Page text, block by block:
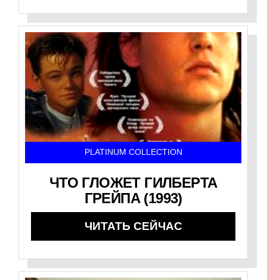
PLATINUM COLLECTION
ЧТО ГЛОЖЕТ ГИЛБЕРТА
ГРЕЙПА (1993)
ЧИТАТЬ СЕЙЧАС